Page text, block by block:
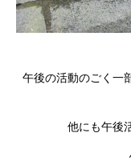
午後の活動のごく一
他にも午後